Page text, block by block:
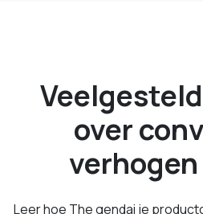
over
Leer hoe The gendai je